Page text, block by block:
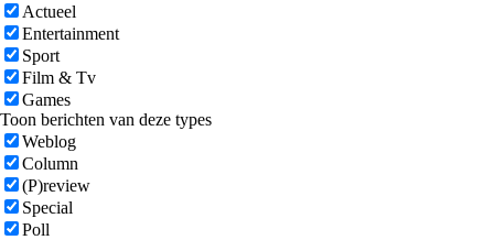
Actueel
Entertainment
Sport
Film & Tv
Games
Toon berichten van deze types
Weblog
Column
(P)review
Special
Poll